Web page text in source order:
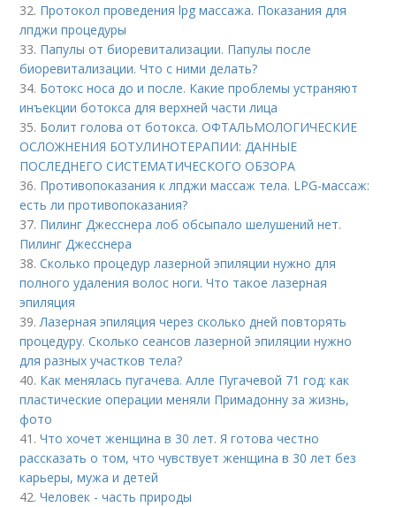
32. Протокол проведения lpg массажа. Показания для
лпджи процедуры
33. Папулы от биоревитализации. Папулы после
биоревитализации. Что с ними делать?
34. Ботокс носа до и после. Какие проблемы устраняют
инъекции ботокса для верхней части лица
35. Болит голова от ботокса. ОФТАЛЬМОЛОГИЧЕСКИЕ
ОСЛОЖНЕНИЯ БОТУЛИНОТЕРАПИИ: ДАННЫЕ
ПОСЛЕДНЕГО СИСТЕМАТИЧЕСКОГО ОБЗОРА
36. Противопоказания к лпджи массаж тела. LPG-массаж:
есть ли противопоказания?
37. Пилинг Джесснера лоб обсыпало шелушений нет.
Пилинг Джесснера
38.Сколько процедур лазерной эпиляции нужно для
полного удаления волос ноги. Что такое лазерная
эпиляция
39.Лазерная эпиляция через сколько дней повторять
процедуру. Сколько сеансов лазерной эпиляции нужно
для разных участков тела?
40. Как менялась пугачева. Алле Пугачевой 71 год: как
пластические операции меняли Примадонну за жизнь,
фото
41.Что хочет женщина в 30 лет. Я готова честно
рассказать о том, что чувствует женщина в 30 лет без
карьеры, мужа и детей
42.Человек - часть природы